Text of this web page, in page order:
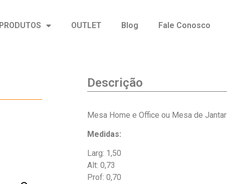
PRODUTOS OUTLET Blog Fale Conosco
Descrição
Mesa Home e Office ou Mesa de Jantar
Medidas:
Larg: 1,50
Alt: 0,73
Prof: 0,70